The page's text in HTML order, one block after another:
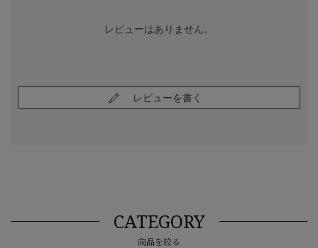
レビューはありません。
レビューを書く
CATEGORY
商品を絞る